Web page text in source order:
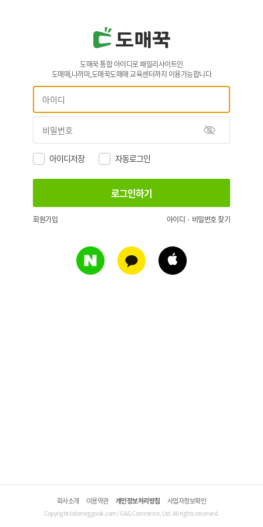
도매꾹 통합 아이디로 패밀리사이트인
도매매,나까마,도매꾹도매매 교육센터까지 이용가능합니다
아이디저장 자동로그인
회원가입 아이디 · 비밀번호 찾기
회사소개 이용약관 개인정보처리방침 사업자정보확인
Copyright©domeggook.com / G&G Commerce, Ltd. All rights reserved.